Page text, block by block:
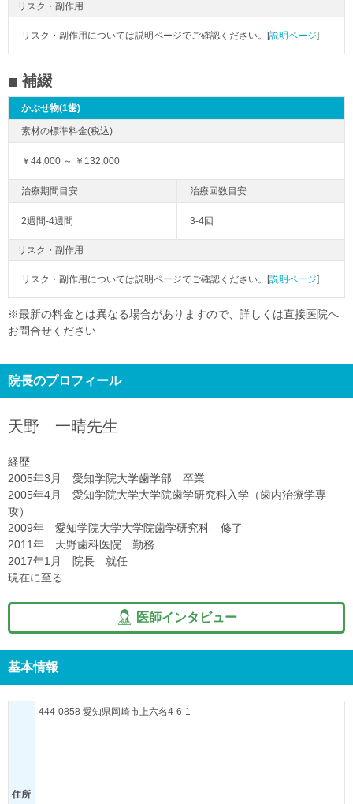
リスク・副作用
リスク・副作用については説明ページでご確認ください。[説明ページ]
補綴
かぶせ物(1歯)
￥44,000 ～ ￥132,000
2週間-4週間 3-4回
リスク・副作用
リスク・副作用については説明ページでご確認ください。[説明ページ]
※最新の料金とは異なる場合がありますので、詳しくは直接医院へ
お問合せください
院長のプロフィール
天野 一晴先生
経歴
2005年3月 愛知学院大学歯学部 卒業
2005年4月 愛知学院大学大学院歯学研究科入学（歯内治療学専
攻）
2009年 愛知学院大学大学院歯学研究科 修了
2011年 天野歯科医院 勤務
2017年1月 院長 就任
現在に至る
医師インタビュー
基本情報
住所
444-0858 愛知県岡崎市上六名4-6-1